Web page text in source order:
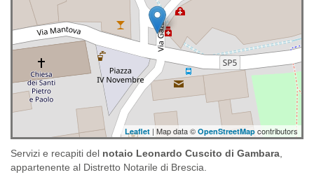
Leaflet | Map data © OpenStreetMap contributors
Servizi e recapiti del notaio Leonardo Cuscito di Gambara
appartenente al Distretto Notarile di Brescia.